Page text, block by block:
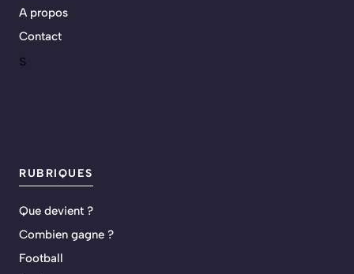
A propos
Contact
s
RUBRIQUES
Que devient ?
Combien gagne ?
Football